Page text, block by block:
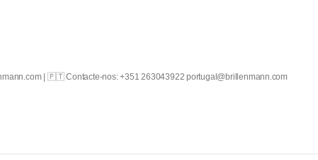
| 🇵🇹 Contacte-nos: +351 263043922 portugal@brillenmann.com